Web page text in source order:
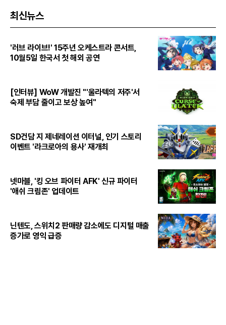
최신뉴스
'러브 라이브!' 15주년 오케스트라 콘서트,
10월5일 한국서 첫 해외 공연
[인터뷰] WoW 개발진 "'울라텍의 저주'서
숙제 부담 줄이고 보상 높여"
SD건담 지 제네레이션 이터널, 인기 스토리
이벤트 '라크로아의 용사' 재개최
넷마블, '킹 오브 파이터 AFK' 신규 파이터
'애쉬 크림존' 업데이트
닌텐도, 스위치2 판매량 감소에도 디지털 매출
증가로 영익 급증